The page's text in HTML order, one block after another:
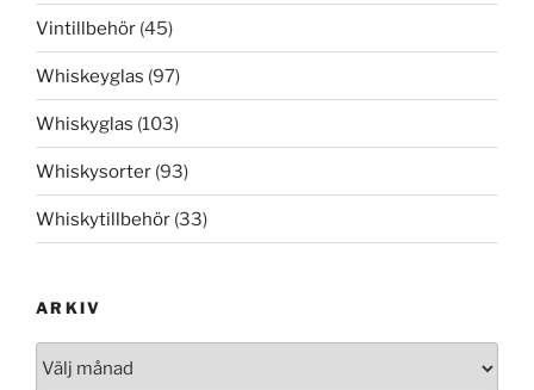
Vintillbehör (45)
Whiskeyglas (97)
Whiskyglas (103)
Whiskysorter (93)
Whiskytillbehör (33)
ARKIV